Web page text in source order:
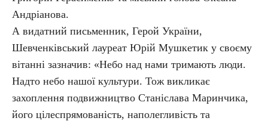
Андріанова.
А видатний письменник, Герой України,
Шевченківський лауреат Юрій Мушкетик у своєму
вітанні зазначив: «Небо над нами тримають люди.
Надто небо нашої культури. Тож викликає
захоплення подвижництво Станіслава Маринчика,
його цілеспрямованість, наполегливість та